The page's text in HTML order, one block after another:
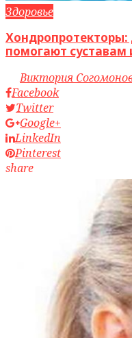
Здоровье
Хондропротекторы:
помогают суставам
byВиктория
Facebook
Twitter
Google+
LinkedIn
Pinterest
share